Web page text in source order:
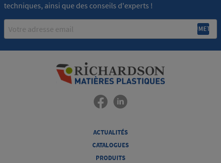
techniques, ainsi que des conseils d'experts !
ACTUALITÉS
CATALOGUES
PRODUITS